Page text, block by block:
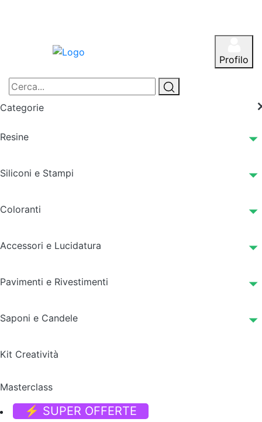
Profilo
Categorie
Resine
Siliconi e Stampi
Coloranti
Accessori e Lucidatura
Pavimenti e Rivestimenti
Saponi e Candele
Kit Creatività
Masterclass
⚡ SUPER OFFERTE